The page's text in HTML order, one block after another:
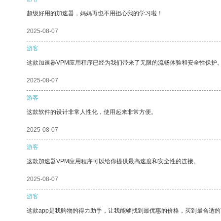
超级好用的加速器，妈妈再也不用担心我的学习啦！
2025-08-07
游客
这款加速器VPM应用程序已经为我们带来了无限的流畅体验和安全性保护。
2025-08-07
游客
这款软件的设计非常人性化，使用起来非常方便。
2025-08-07
游客
这款加速器VPM应用程序可以给你提供最高速度和安全性的连接。
2025-08-07
游客
这款app是我购物的得力助手，让我能够找到最优惠的价格，买到最合适的